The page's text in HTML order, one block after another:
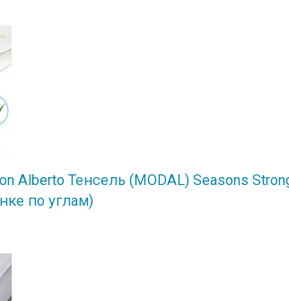
Alberto Тенсель (MODAL) Seasons
по углам)